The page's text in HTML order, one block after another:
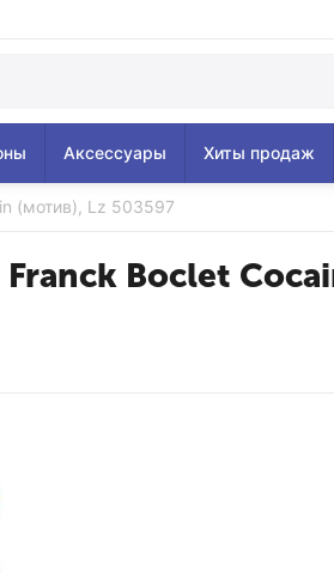
Аксессуары Хиты продаж
(мотив), Lz 503597
Franck Boclet